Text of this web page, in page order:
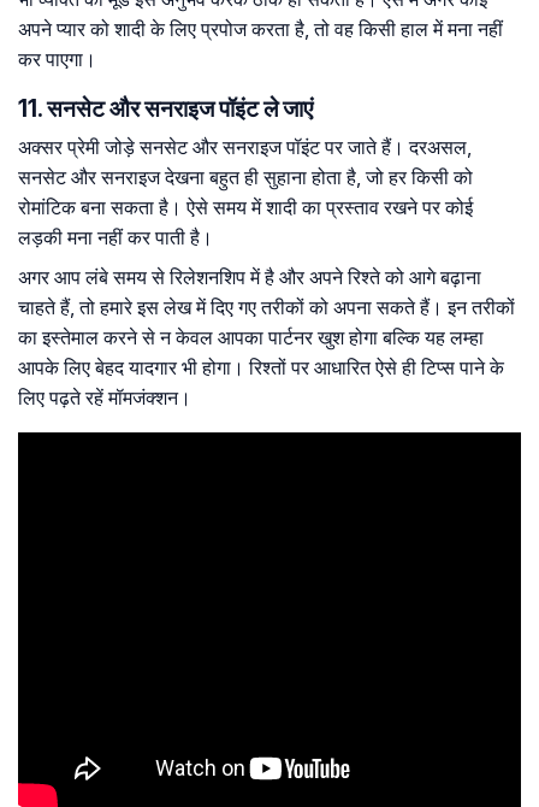
अपने प्यार को शादी के लिए प्रपोज करता है, तो वह किसी हाल में मना नहीं
कर पाएगा।
11. सनसेट और सनराइज पॉइंट ले जाएं
अक्सर प्रेमी जोड़े सनसेट और सनराइज पॉइंट पर जाते हैं। दरअसल,
सनसेट और सनराइज देखना बहुत ही सुहाना होता है, जो हर किसी को
रोमांटिक बना सकता है। ऐसे समय में शादी का प्रस्ताव रखने पर कोई
लड़की मना नहीं कर पाती है।
अगर आप लंबे समय से रिलेशनशिप में है और अपने रिश्ते को आगे बढ़ाना
चाहते हैं, तो हमारे इस लेख में दिए गए तरीकों को अपना सकते हैं। इन तरीकों
का इस्तेमाल करने से न केवल आपका पार्टनर खुश होगा बल्कि यह लम्हा
आपके लिए बेहद यादगार भी होगा। रिश्तों पर आधारित ऐसे ही टिप्स पाने के
लिए पढ़ते रहें मॉमजंक्शन।